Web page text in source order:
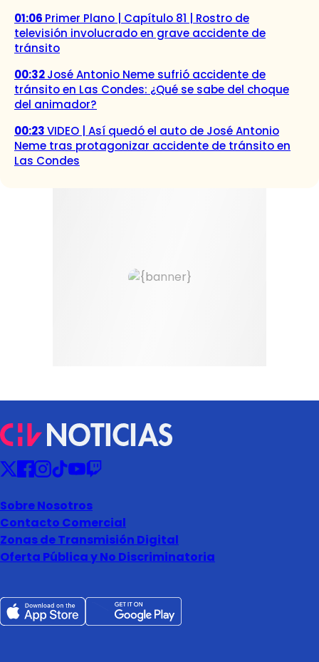
01:06 Primer Plano | Capítulo 81 | Rostro de
televisión involucrado en grave accidente de
tránsito
00:32José Antonio Neme sufrió accidente de
tránsito en Las Condes: ¿Qué se sabe del choque
del animador?
00:23VIDEO | Así quedó el auto de José Antonio
Neme tras protagonizar accidente de tránsito en
Las Condes
Sobre Nosotros
Contacto Comercial
Zonas de Transmisión Digital
Oferta Pública y No Discriminatoria